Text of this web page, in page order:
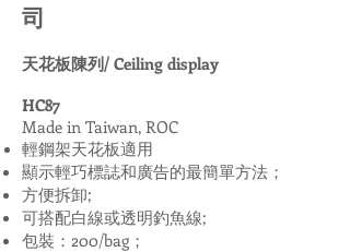
司
天花板陳列/ Ceiling display
HC87
Made in Taiwan, ROC
輕鋼架天花板適用
顯示輕巧標誌和廣告的最簡單方法；
方便拆卸;
可搭配白線或透明釣魚線;
包裝：200/bag；